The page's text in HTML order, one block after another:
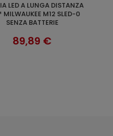
AL CARRELLO
M12 SLED-0
SENZA BATTERIE
89,89 €